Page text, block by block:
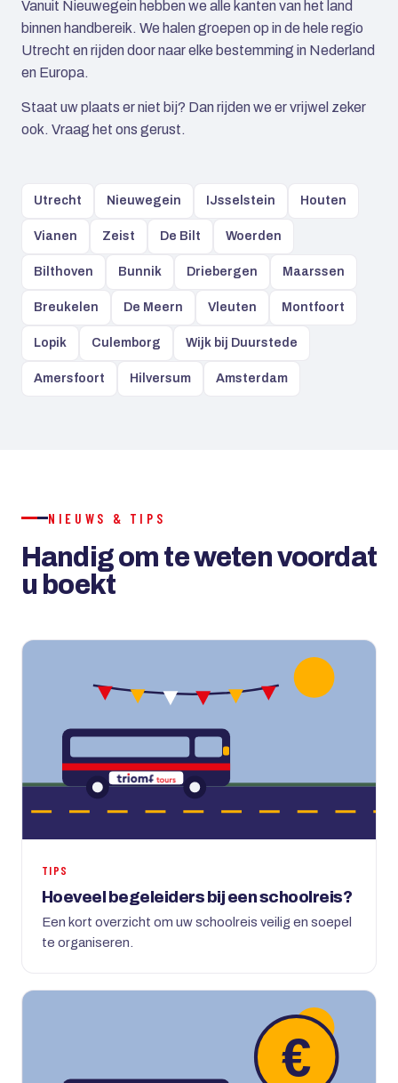
Vanuit Nieuwegein hebben we alle kanten van het land
binnen handbereik. We halen groepen op in de hele regio
Utrecht en rijden door naar elke bestemming in Nederland
en Europa.
Staat uw plaats er niet bij? Dan rijden we er vrijwel zeker
ook. Vraag het ons gerust.
Utrecht Nieuwegein IJsselstein Houten
Vianen Zeist De Bilt Woerden
Bilthoven Bunnik Driebergen Maarssen
Breukelen De Meern Vleuten Montfoort
Lopik Culemborg Wijk bij Duurstede
Amersfoort Hilversum Amsterdam
NIEUWS & TIPS
Handig om te weten voordat
u boekt
TIPS
Hoeveel begeleiders bij een schoolreis?
Een kort overzicht om uw schoolreis veilig en soepel
te organiseren.